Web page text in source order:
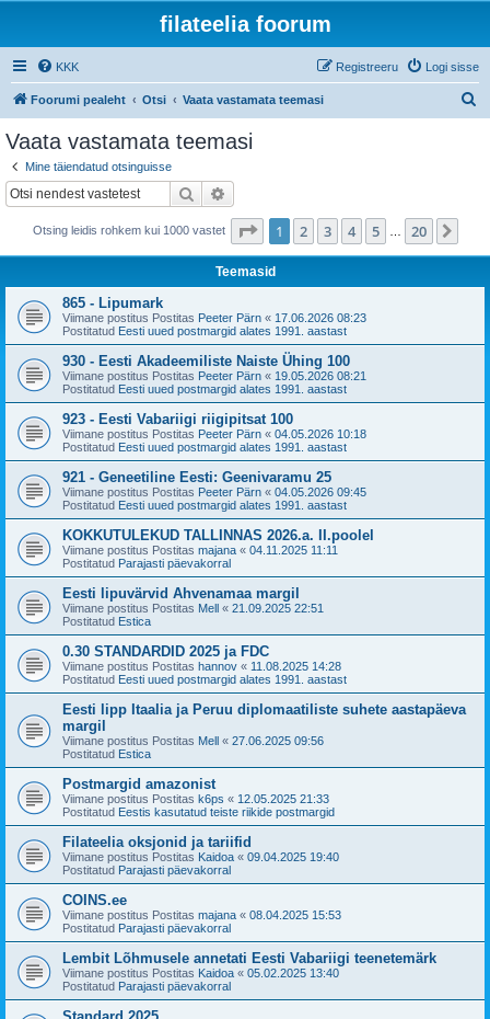
filateelia foorum
KKK Logi sisse
Registreeru
Foorumi pealeht Otsi Vaata vastamata teemasi
Vaata vastamata teemasi
Mine täiendatud otsinguisse
Otsi
Otsing leidis rohkem kui 1000 vastet 1 . leht20 -st
1 2 3 4 5 20
Teemasid
865 - Lipumark
Viimane postitus Postitas Peeter Pärn « 17.06.2026 08:23
Postitatud Eesti uued postmargid alates 1991. aastast
930 - Eesti Akadeemiliste Naiste Ühing 100
Viimane postitus Postitas Peeter Pärn « 19.05.2026 08:21
Postitatud Eesti uued postmargid alates 1991. aastast
923 - Eesti Vabariigi riigipitsat 100
Viimane postitus Postitas Peeter Pärn « 04.05.2026 10:18
Postitatud Eesti uued postmargid alates 1991. aastast
921 - Geneetiline Eesti: Geenivaramu 25
Viimane postitus Postitas Peeter Pärn « 04.05.2026 09:45
Postitatud Eesti uued postmargid alates 1991. aastast
KOKKUTULEKUD TALLINNAS 2026.a. II.poolel
Viimane postitus Postitas majana « 04.11.2025 11:11
Postitatud Parajasti päevakorral
Eesti lipuvärvid Ahvenamaa margil
Viimane postitus Postitas Mell « 21.09.2025 22:51
Postitatud Estica
0.30 STANDARDID 2025 ja FDC
Viimane postitus Postitas hannov « 11.08.2025 14:28
Postitatud Eesti uued postmargid alates 1991. aastast
Eesti lipp Itaalia ja Peruu diplomaatiliste suhete aastapäeva
margil
Viimane postitus Postitas Mell « 27.06.2025 09:56
Postitatud Estica
Postmargid amazonist
Viimane postitus Postitas k6ps « 12.05.2025 21:33
Postitatud Eestis kasutatud teiste riikide postmargid
Filateelia oksjonid ja tariifid
Viimane postitus Postitas Kaidoa « 09.04.2025 19:40
Postitatud Parajasti päevakorral
COINS.ee
Viimane postitus Postitas majana « 08.04.2025 15:53
Postitatud Parajasti päevakorral
Lembit Lõhmusele annetati Eesti Vabariigi teenetemärk
Viimane postitus Postitas Kaidoa « 05.02.2025 13:40
Postitatud Parajasti päevakorral
Standard 2025